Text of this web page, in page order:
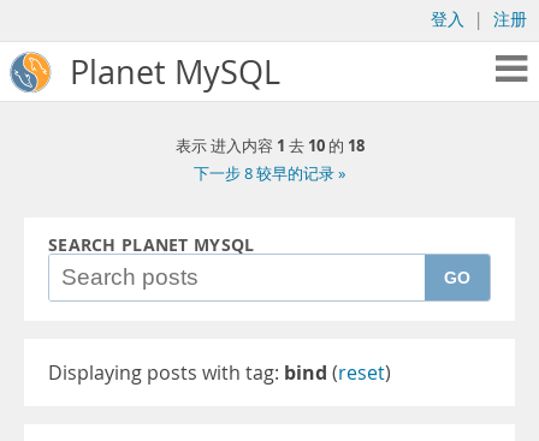
登入 | 注册
Planet MySQL
表示 进入内容 1 去 10的 18
下一步 8 较早的记录 »
SEARCH PLANET MYSQL
GO
Displaying posts with tag: bind (reset)